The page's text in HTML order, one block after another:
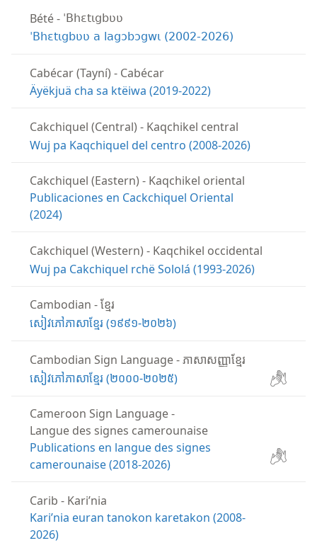
Bété- ˈBhɛtɩgbʋʋ
ˈBhɛtɩgbʋʋ a lagɔbɔgwɩ (2002-2026)
Cabécar (Tayní) - Cabécar
Äyëkjuä cha sa ktëiwa (2019-2022)
Cakchiquel (Central) - Kaqchikel central
Wuj pa Kaqchiquel del centro (2008-2026)
Cakchiquel (Eastern) - Kaqchikel oriental
Publicaciones en Cackchiquel Oriental
(2024)
Cakchiquel (Western) - Kaqchikel occidental
Wuj pa Cakchiquel rchë Sololá (1993-2026)
Cambodian -ខ្មែរ
សៀវភៅភាសាខ្មែរ (១៩៩១-២០២៦)
Cambodian Sign Language-ភាសាសញ្ញាខ្មែរ
សៀវភៅភាសាខ្មែរ (២០០០-២០២៥)
Cameroon Sign Language-
Langue des signes camerounaise
Publications en langue des signes
camerounaise (2018-2026)
Carib - Kariʼnia
Kariʼnia euran tanokon karetakon (2008-
2026)